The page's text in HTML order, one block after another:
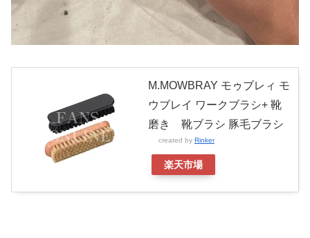
M.MOWBRAY モゥブレィ モ
ウブレイ ワークブラシ+ 靴
磨き 靴ブラシ 豚毛ブラシ
created by Rinker
楽天市場